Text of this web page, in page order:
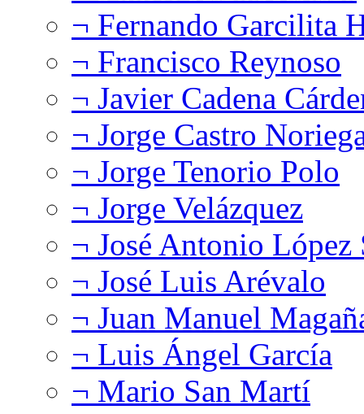
¬ Fernando Garcilita
¬ Francisco Reynoso
¬ Javier Cadena
¬ Jorge Castro
¬ Jorge Tenorio Polo
¬ Jorge Velázquez
¬ José Antonio López
¬ José Luis Arévalo
¬ Juan Manuel
¬ Luis Ángel García
¬ Mario San Martí